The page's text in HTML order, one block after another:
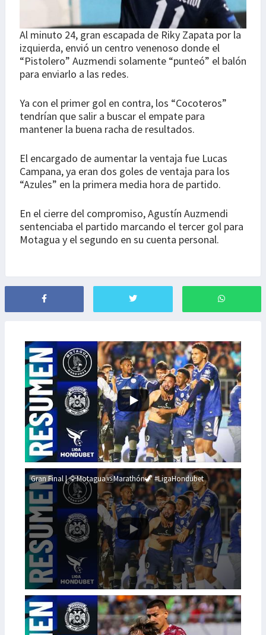
Al minuto 24, gran escapada de Riky Zapata por la
izquierda, envió un centro venenoso donde el
“Pistolero” Auzmendi solamente “punteó” el balón
para enviarlo a las redes.
Ya con el primer gol en contra, los “Cocoteros”
tendrían que salir a buscar el empate para
mantener la buena racha de resultados.
El encargado de aumentar la ventaja fue Lucas
Campana, ya eran dos goles de ventaja para los
“Azules” en la primera media hora de partido.
En el cierre del compromiso, Agustín Auzmendi
sentenciaba el partido marcando el tercer gol para
Motagua y el segundo en su cuenta personal.
Gran Final | 🦅Motagua🆚Marathón🦖 #LigaHondubet